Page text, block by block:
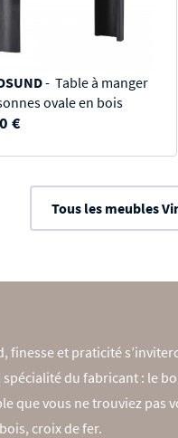
- Table à manger
ovale en bois
€
Tous les meubles
finesse et praticité
spécialité du fabricant : le
que vous ne trouviez pas
croix de fer.